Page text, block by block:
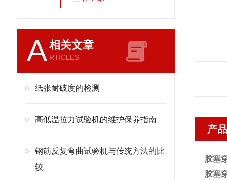
A相关文章
RTICLES
纸张耐破度的检测
高低温拉力试验机的维护保养指南
钢筋反复弯曲试验机与传统方法的比
较
产
胶塞
胶塞